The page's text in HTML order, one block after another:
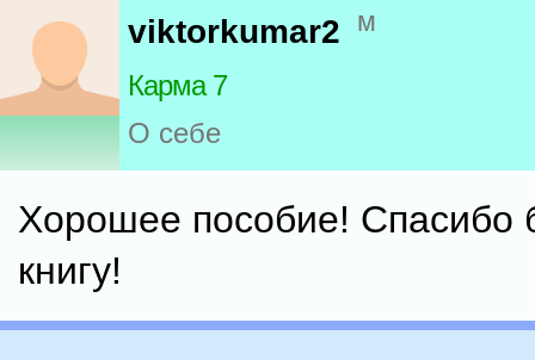
viktorkumar2 м
Карма 7
О себе
Хорошее пособие! Спасибо
книгу!